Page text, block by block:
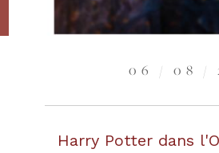
06 / 08 /
Harry Potter dans